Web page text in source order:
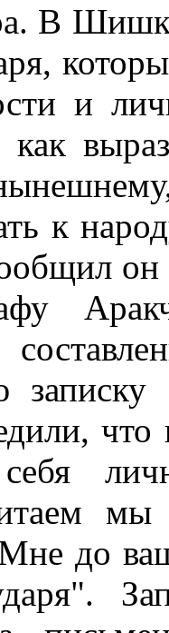
В
и
как
к
он
себя
мы
до